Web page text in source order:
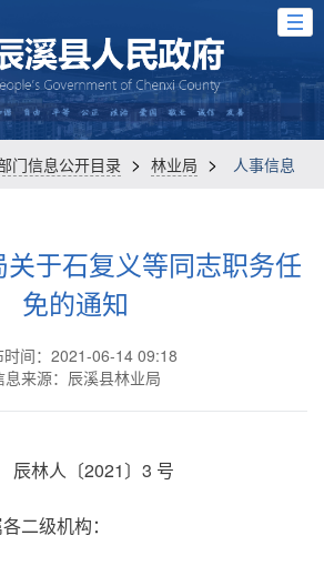
门信息公开目录 > 林业局 > 人事信息
于石复义等同志职务任
免的通知
时间：2021-06-14 09:18
息来源：辰溪县林业局
辰林人〔2021〕3 号
二级机构：